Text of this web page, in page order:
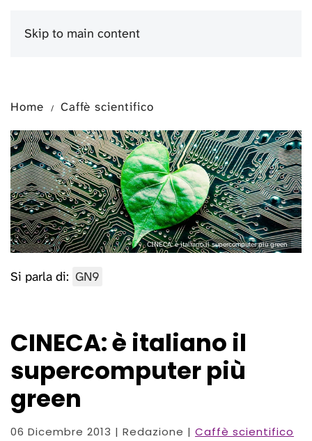
Skip to main content
Home Caffè scientifico
CINECA: è italiano il supercomputer più green
Si parla di: GN9
CINECA: è italiano il
supercomputer più
green
06 Dicembre 2013 | Redazione | Caffè scientifico